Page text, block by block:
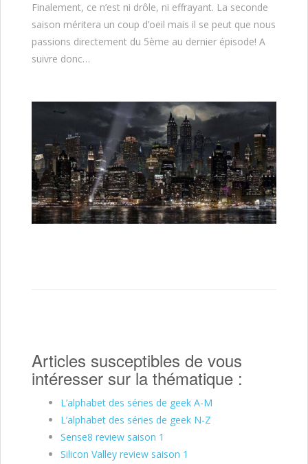
Finalement, ce n’est ni drôle, ni effrayant. La seconde
saison méritera un coup d’oeil mais il se peut que nous
passions directement du 5ème au dernier épisode! A
suivre donc…
Articles susceptibles de vous
intéresser sur la thématique :
L’alphabet des séries de geek A-M
L’alphabet des séries de geek N-Z
Sense8 review saison 1
Silicon Valley review saison 1